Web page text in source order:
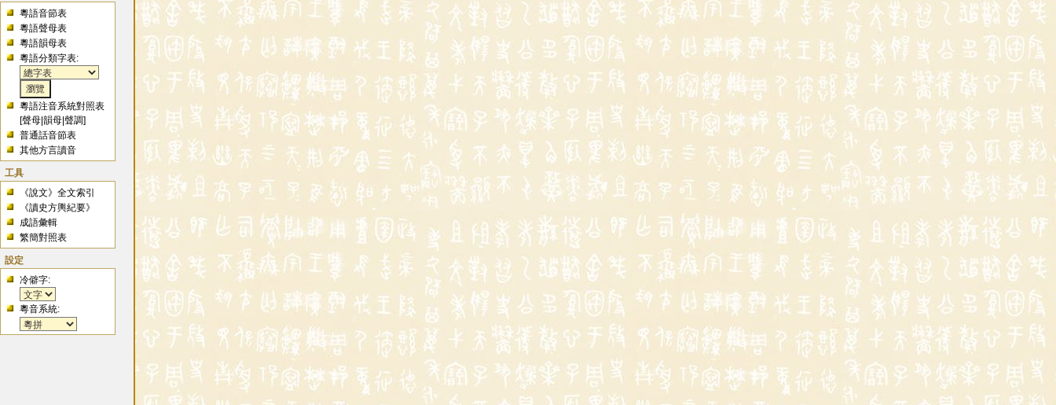
粵語音節表
粵語聲母表
粵語韻母表
粵語分類字表:
粵語注音系統對照表
[聲母 |韻母 |聲調]
普通話音節表
其他方言讀音
工具
《說文》全文索引
《讀史方輿紀要》
成語彙輯
繁簡對照表
設定
冷僻字:
粵音系統: